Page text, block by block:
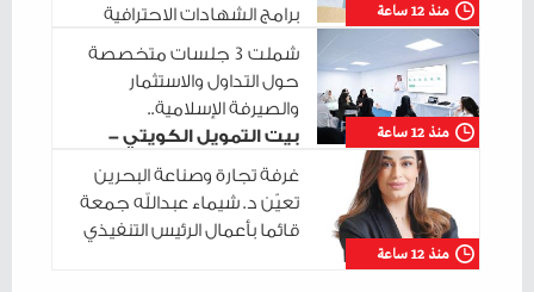
منذ 12 ساعة
برامج الشهادات الاحترافية
منذ 12 ساعة
شملت 3 جلسات متخصصة
حول التداول والاستثمار
والصيرفة الإسلامية..
بيت التمويل الكويتي -
البحرين يختتم سلسلة جلساته التدريبية في
مدينة شباب 2030
منذ 12 ساعة
غرفة تجارة وصناعة البحرين
تعيّن د. شيماء عبدالله جمعة
قائما بأعمال الرئيس التنفيذي